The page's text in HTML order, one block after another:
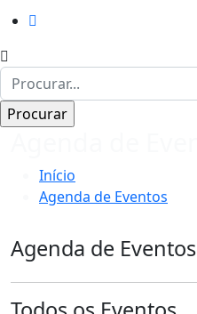
Início
Agenda de Eventos
Agenda de Eventos